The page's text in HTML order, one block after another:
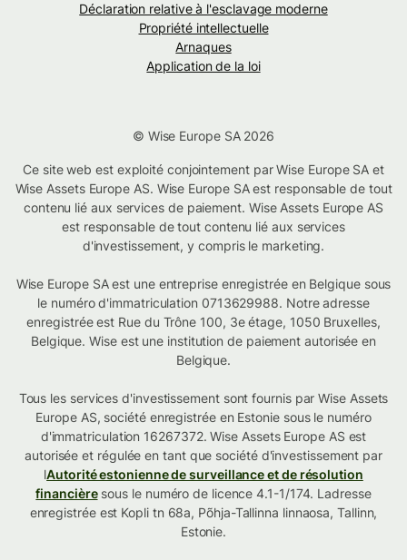
Déclaration relative à l'esclavage moderne
Propriété intellectuelle
Arnaques
Application de la loi
© Wise Europe SA 2026
Ce site web est exploité conjointement par Wise Europe SA et
Wise Assets Europe AS. Wise Europe SA est responsable de tout
contenu lié aux services de paiement. Wise Assets Europe AS
est responsable de tout contenu lié aux services
d'investissement, y compris le marketing.
Wise Europe SA est une entreprise enregistrée en Belgique sous
le numéro d'immatriculation 0713629988. Notre adresse
enregistrée est Rue du Trône 100, 3e étage, 1050 Bruxelles,
Belgique. Wise est une institution de paiement autorisée en
Belgique.
Tous les services d'investissement sont fournis par Wise Assets
Europe AS, société enregistrée en Estonie sous le numéro
d'immatriculation 16267372. Wise Assets Europe AS est
autorisée et régulée en tant que société d'investissement par
lAutorité estonienne de surveillance et de résolution
financièresous le numéro de licence 4.1-1/174. Ladresse
enregistrée est Kopli tn 68a, Põhja-Tallinna linnaosa, Tallinn,
Estonie.